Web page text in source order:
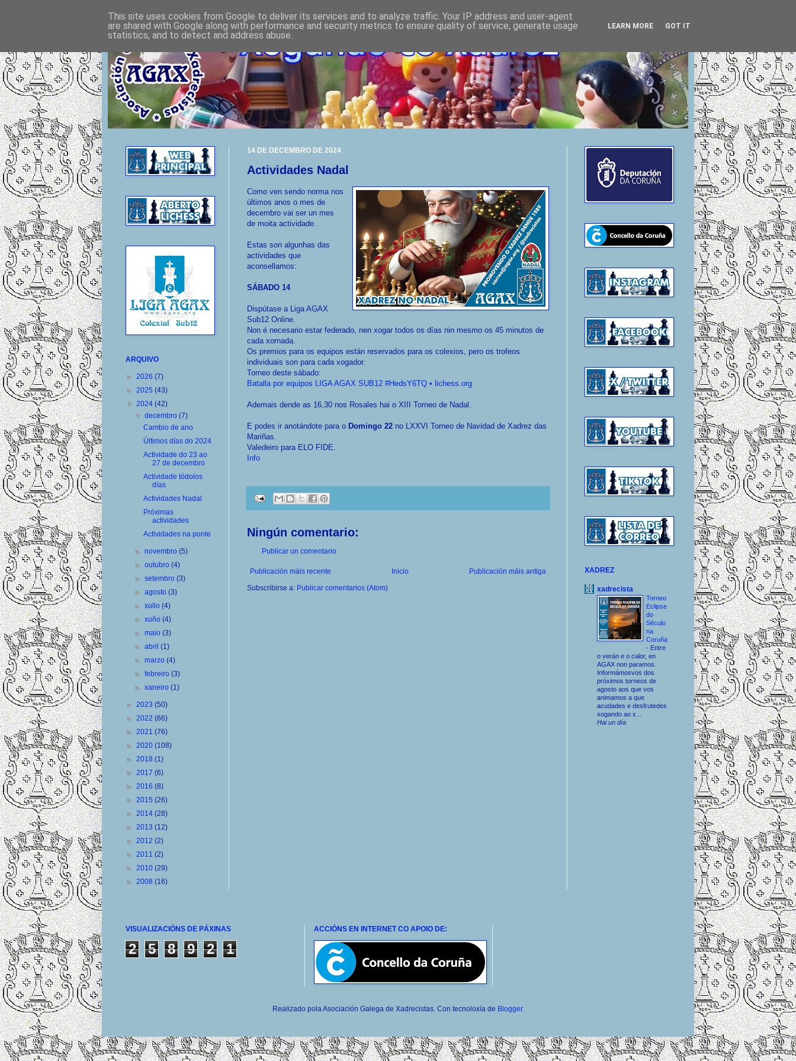
14 DE DECEMBRO DE 2024
Actividades Nadal
Como ven sendo norma nos
últimos anos o mes de
decembro vai ser un mes
de moita actividade.
Estas son algunhas das
actividades que
aconsellamos:
SÁBADO 14
Dispútase a Liga AGAX
Sub12 Online.
Non é necesario estar federado, nen xogar todos os días nin mesmo os 45 minutos de
cada xornada.
Os premios para os equipos están reservados para os colexios, pero os trofeos
individuais son para cada xogador.
Torneo deste sábado:
Batalla por equipos LIGA AGAX SUB12 #HedsY6TQ • lichess.org
Ademais dende as 16,30 nos Rosales hai o XIII Torneo de Nadal.
E podes ir anotándote para o Domingo 22 no LXXVI Torneo de Navidad de Xadrez das
Mariñas.
Valedeiro para ELO FIDE.
Info
Ningún comentario:
Publicar un comentario
Publicación máis recente Publicación máis antiga
Inicio
Subscribirse a: Publicar comentarios (Atom)
ARQUIVO
► 2026 (7)
► 2025 (43)
▼ 2024 (42)
▼decembro(7)
Cambio de ano
Últimos días do 2024
Actividade do 23 ao
27 de decembro
Actividade tódolos
días
Actividades Nadal
Próximas
actividades
Actividades na ponte
►novembro(5)
►outubro(4)
►setembro(3)
►agosto(3)
►xullo(4)
►xuño(4)
►maio(3)
►abril(1)
►marzo(4)
►febreiro(3)
►xaneiro(1)
► 2023 (50)
► 2022 (66)
► 2021 (76)
► 2020 (108)
► 2018 (1)
► 2017 (6)
► 2016 (8)
► 2015 (26)
► 2014 (28)
► 2013 (12)
► 2012 (2)
► 2011 (2)
► 2010 (29)
► 2008 (16)
XADREZ
xadrecista
Torneo
Eclipse
do
Século
na
Coruña
- Entre
o verán e o calor, en
AGAX non paramos.
Informámosvos dos
próximos torneos de
agosto aos que vos
animamos a que
acudades e desfrutedes
xogando ao x...
Hai un día
VISUALIZACIÓNS DE PÁXINAS
2 5 8 9 2 1
ACCIÓNS EN INTERNET CO APOIO DE:
Realizado pola Asociación Galega de Xadrecistas. Con tecnoloxía de Blogger.
This site uses cookies from Google to deliver its services and to analyze traffic. Your IP address and user-agent
are shared with Google along with performance and security metrics to ensure quality of service, generate usage
statistics, and to detect and address abuse.
LEARN MORE GOT IT